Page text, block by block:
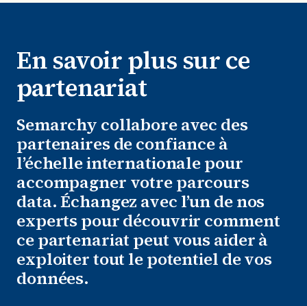
En savoir plus sur ce
partenariat
Semarchy collabore avec des
partenaires de confiance à
l’échelle internationale pour
accompagner votre parcours
data. Échangez avec l’un de nos
experts pour découvrir comment
ce partenariat peut vous aider à
exploiter tout le potentiel de vos
données.